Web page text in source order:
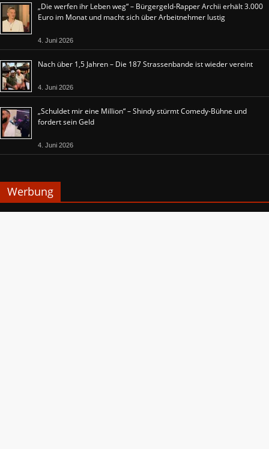
„Die werfen ihr Leben weg“ – Bürgergeld-Rapper Archii erhält 3.000
Euro im Monat und macht sich über Arbeitnehmer lustig
4. Juni 2026
Nach über 1,5 Jahren – Die 187 Strassenbande ist wieder vereint
4. Juni 2026
„Schuldet mir eine Million“ – Shindy stürmt Comedy-Bühne und
fordert sein Geld
4. Juni 2026
Werbung